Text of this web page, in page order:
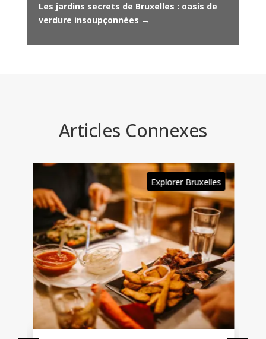
Les jardins secrets de Bruxelles : oasis de
verdure insoupçonnées →
Articles Connexes
Explorer Bruxelles